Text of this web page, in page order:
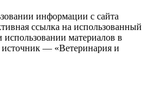
информации с сайта
ссылка на использованный
использовании материалов в
— «Ветеринария и